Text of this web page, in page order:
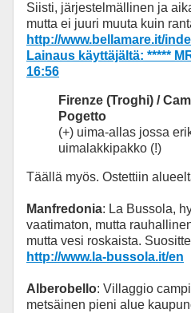
Siisti, järjestelmällinen ja
mutta ei juuri muuta kuin
http://www.bellamare.it/
Lainaus käyttäjältä: *****
16:56
Firenze (Troghi) /
Pogetto
(+) uima-allas jossa
uimalakkipakko (!)
Täällä myös. Ostettiin
Manfredonia: La Bussola,
vaatimaton, mutta
mutta vesi roskaista.
http://www.la-bussola.it/en
Alberobello: Villaggio
metsäinen pieni alue